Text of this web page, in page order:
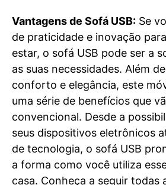
Vantagens de Sofá USB: Se
de praticidade e inovação
estar, o sofá USB pode ser a
as suas necessidades. Além
conforto e elegância, este
uma série de benefícios que
convencional. Desde a
seus dispositivos eletrônicos
de tecnologia, o sofá USB
a forma como você utiliza
casa. Conheça a seguir todas